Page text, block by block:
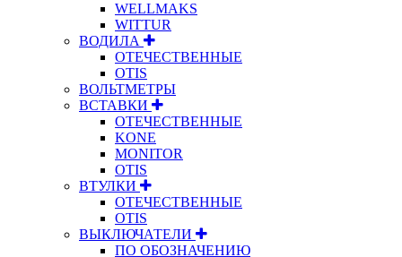
WELLMAKS
WITTUR
ВОДИЛА
ОТЕЧЕСТВЕННЫЕ
OTIS
ВОЛЬТМЕТРЫ
ВСТАВКИ
ОТЕЧЕСТВЕННЫЕ
KONE
MONITOR
OTIS
ВТУЛКИ
ОТЕЧЕСТВЕННЫЕ
OTIS
ВЫКЛЮЧАТЕЛИ
ПО ОБОЗНАЧЕНИЮ